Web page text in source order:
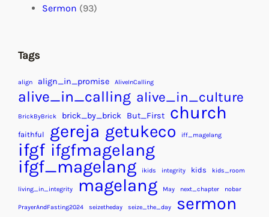
Sermon (93)
Tags
align align_in_promise AliveInCalling
alive_in_calling alive_in_culture
BrickByBrick brick_by_brick But_First church
faithful gereja getukeco iff_magelang
ifgf ifgfmagelang
ifgf_magelang ikids integrity kids kids_room
living_in_integrity magelang May next_chapter nobar
PrayerAndFasting2024 seizetheday seize_the_day sermon